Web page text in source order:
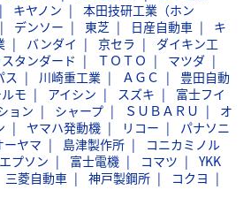
キヤノン
本田技研工業（ホン
デンソー 東芝 日産自動車
キ
バンダイ 京セラ
ダイキン工
タンダード ＴＯＴＯ
マツダ
ス 川崎重工業 ＡＧＣ
豊田自動
モ アイシン スズキ
富士フイ
ョン
シャープ ＳＵＢＡＲＵ
オ
ヤマハ発動機 リコー
パナソニ
ーヤマ 島津製作所
コニカミノル
プソン 富士電機 コマツ
YKK
三菱自動車 神戸製鋼所
コクヨ